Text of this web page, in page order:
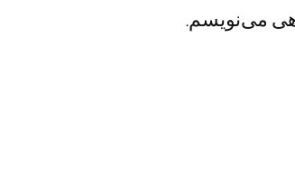
می‌نویسم.